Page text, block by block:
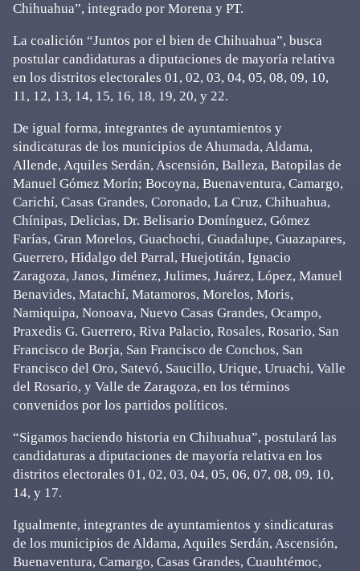
Chihuahua”, integrado por Morena y PT.
La coalición “Juntos por el bien de Chihuahua”, busca
postular candidaturas a diputaciones de mayoría relativa
en los distritos electorales 01, 02, 03, 04, 05, 08, 09, 10,
11, 12, 13, 14, 15, 16, 18, 19, 20, y 22.
De igual forma, integrantes de ayuntamientos y
sindicaturas de los municipios de Ahumada, Aldama,
Allende, Aquiles Serdán, Ascensión, Balleza, Batopilas de
Manuel Gómez Morín; Bocoyna, Buenaventura, Camargo,
Carichí, Casas Grandes, Coronado, La Cruz, Chihuahua,
Chínipas, Delicias, Dr. Belisario Domínguez, Gómez
Farías, Gran Morelos, Guachochi, Guadalupe, Guazapares,
Guerrero, Hidalgo del Parral, Huejotitán, Ignacio
Zaragoza, Janos, Jiménez, Julimes, Juárez, López, Manuel
Benavides, Matachí, Matamoros, Morelos, Moris,
Namiquipa, Nonoava, Nuevo Casas Grandes, Ocampo,
Praxedis G. Guerrero, Riva Palacio, Rosales, Rosario, San
Francisco de Borja, San Francisco de Conchos, San
Francisco del Oro, Satevó, Saucillo, Urique, Uruachi, Valle
del Rosario, y Valle de Zaragoza, en los términos
convenidos por los partidos políticos.
“Sigamos haciendo historia en Chihuahua”, postulará las
candidaturas a diputaciones de mayoría relativa en los
distritos electorales 01, 02, 03, 04, 05, 06, 07, 08, 09, 10,
14, y 17.
Igualmente, integrantes de ayuntamientos y sindicaturas
de los municipios de Aldama, Aquiles Serdán, Ascensión,
Buenaventura, Camargo, Casas Grandes, Cuauhtémoc,